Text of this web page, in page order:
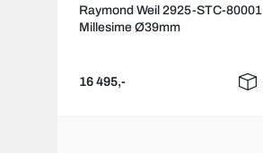
Raymond Weil 2925-STC-80001
Millesime Ø39mm
16 495,-